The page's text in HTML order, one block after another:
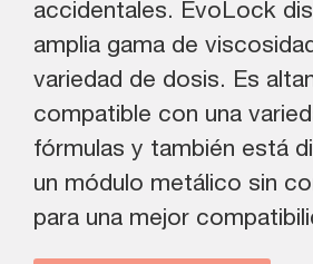
accidentales. EvoLock
amplia gama de
variedad de dosis. Es
compatible con una
fórmulas y también está
un módulo metálico sin
para una mejor